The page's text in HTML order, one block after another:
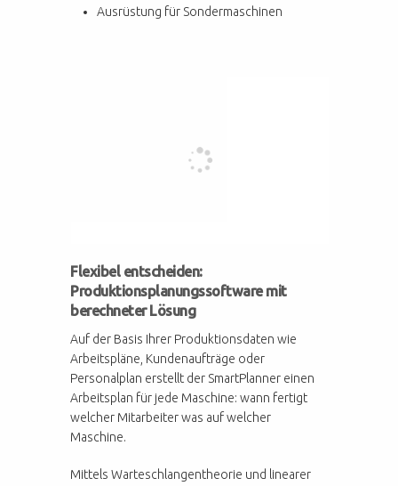
Ausrüstung für Sondermaschinen
Flexibel entscheiden:
Produktionsplanungssoftware mit
berechneter Lösung
Auf der Basis Ihrer Produktionsdaten wie
Arbeitspläne, Kundenaufträge oder
Personalplan erstellt der SmartPlanner einen
Arbeitsplan für jede Maschine: wann fertigt
welcher Mitarbeiter was auf welcher
Maschine.
Mittels Warteschlangentheorie und linearer